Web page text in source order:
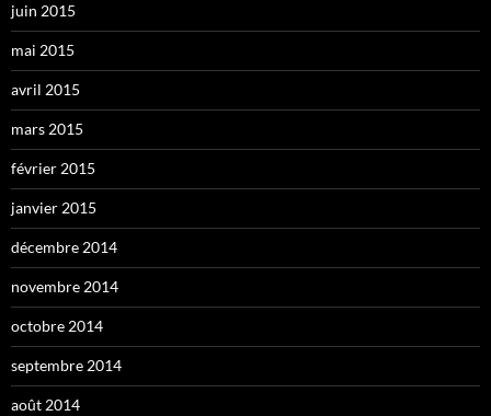
juin 2015
mai 2015
avril 2015
mars 2015
février 2015
janvier 2015
décembre 2014
novembre 2014
octobre 2014
septembre 2014
août 2014